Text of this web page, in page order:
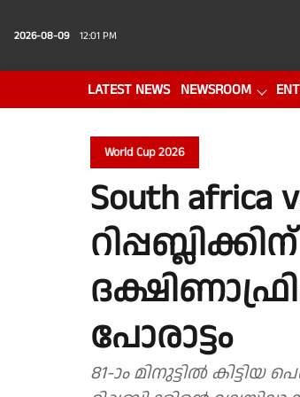
2026-08-09 12:01 PM
LATEST NEWS NEWSROOM
World Cup 2026
South africa
പോരാട്ടം
81-ാം മിനുട്ടില്‍